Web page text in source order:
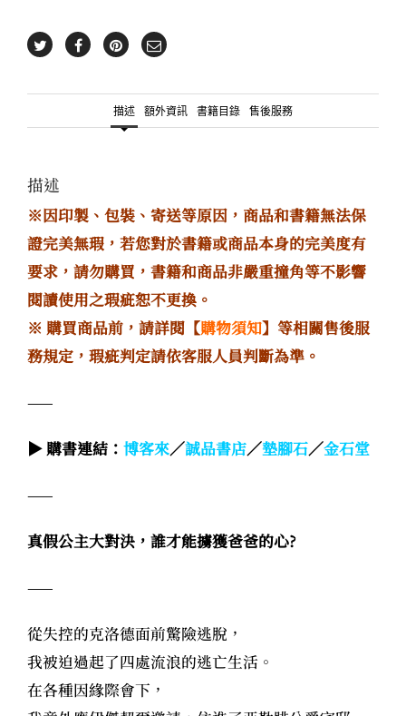
描述 額外資訊 書籍目錄 售後服務
描述
※因印製、包裝、寄送等原因，商品和書籍無法保
證完美無瑕，若您對於書籍或商品本身的完美度有
要求，請勿購買，書籍和商品非嚴重撞角等不影響
閱讀使用之瑕疵恕不更換。
※ 購買商品前，請詳閱【購物須知】等相關售後服
務規定，瑕疵判定請依客服人員判斷為準。
——
▶ 購書連結： 博客來／誠品書店／墊腳石／金石堂
——
真假公主大對決，誰才能擄獲爸爸的心?
——
從失控的克洛德面前驚險逃脫，
我被迫過起了四處流浪的逃亡生活。
在各種因緣際會下，